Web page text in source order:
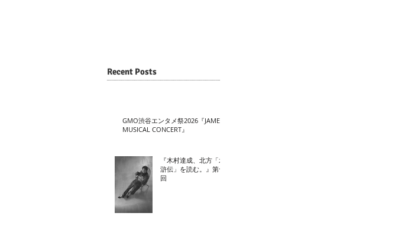
Recent Posts
GMO渋谷エンタメ祭2026『JAME
MUSICAL CONCERT』
『木村達成、北方「水
滸伝」を読む。』第十
回